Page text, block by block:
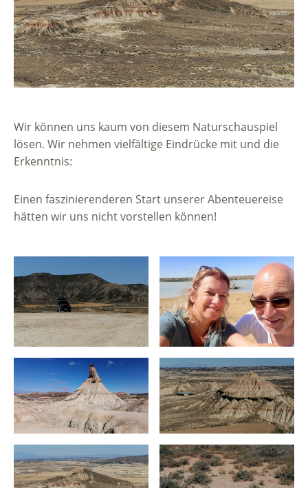
Wir können uns kaum von diesem Naturschauspiel
lösen. Wir nehmen vielfältige Eindrücke mit und die
Erkenntnis:
Einen faszinierenderen Start unserer Abenteuereise
hätten wir uns nicht vorstellen können!